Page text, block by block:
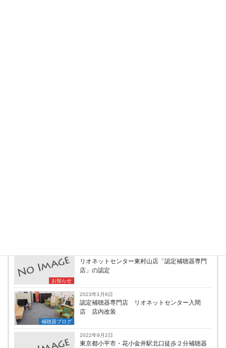
お知らせ
リオネットセンター東村山店「認定補聴器専門
店」の認定
補聴器ブログ
2023年1月6日
認定補聴器専門店 リオネットセンター入間
店 店内改装
2022年9月2日
東京都小平市・花小金井駅北口徒歩２分補聴器